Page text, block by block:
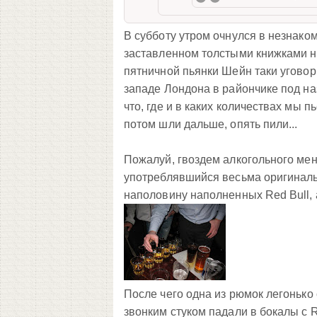
В субботу утром очнулся в
заставленном толстыми книжками
пятничной пьянки Шейн таки
западе Лондона в райончике под
что, где и в каких количествах мы
потом шли дальше, опять пили...
Пожалуй, гвоздем алкогольного
употреблявшийся весьма
наполовину наполненных Red Bull,
После чего одна из рюмок
звонким стуком падали в бокалы с